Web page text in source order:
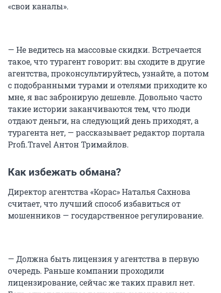
«свои каналы».
— Не ведитесь на массовые скидки. Встречается
такое, что турагент говорит: вы сходите в другие
агентства, проконсультируйтесь, узнайте, а потом
с подобранными турами и отелями приходите ко
мне, я вас забронирую дешевле. Довольно часто
такие истории заканчиваются тем, что люди
отдают деньги, на следующий день приходят, а
турагента нет, — рассказывает редактор портала
Profi.Travel Антон Тримайлов.
Как избежать обмана?
Директор агентства «Корас» Наталья Сахнова
считает, что лучший способ избавиться от
мошенников — государственное регулирование.
— Должна быть лицензия у агентства в первую
очередь. Раньше компании проходили
лицензирование, сейчас же таких правил нет.